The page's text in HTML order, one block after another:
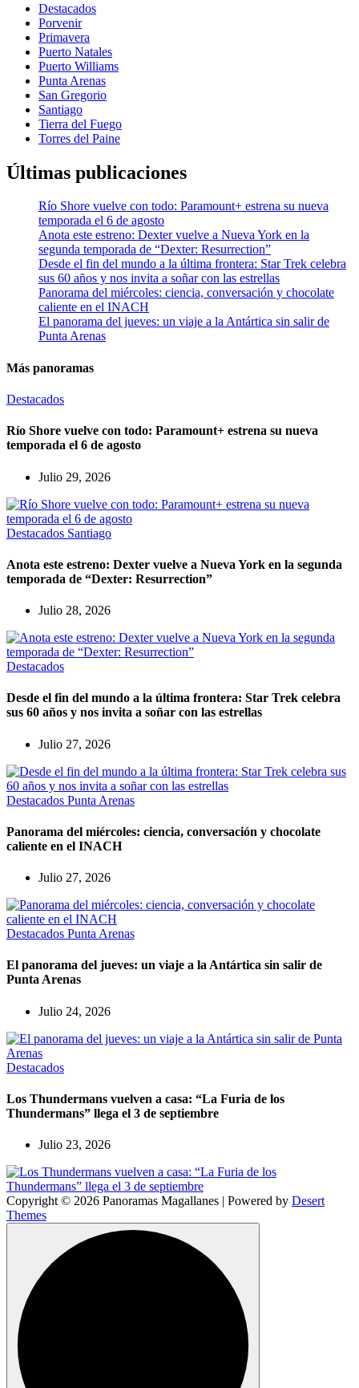
Destacados
Porvenir
Primavera
Puerto Natales
Puerto Williams
Punta Arenas
San Gregorio
Santiago
Tierra del Fuego
Torres del Paine
Últimas publicaciones
Río Shore vuelve con todo: Paramount+ estrena su nueva
temporada el 6 de agosto
Anota este estreno: Dexter vuelve a Nueva York en la
segunda temporada de “Dexter: Resurrection”
Desde el fin del mundo a la última frontera: Star Trek celebra
sus 60 años y nos invita a soñar con las estrellas
Panorama del miércoles: ciencia, conversación y chocolate
caliente en el INACH
El panorama del jueves: un viaje a la Antártica sin salir de
Punta Arenas
Más panoramas
Destacados
Río Shore vuelve con todo: Paramount+ estrena su nueva
temporada el 6 de agosto
Julio 29, 2026
Destacados Santiago
Anota este estreno: Dexter vuelve a Nueva York en la segunda
temporada de “Dexter: Resurrection”
Julio 28, 2026
Destacados
Desde el fin del mundo a la última frontera: Star Trek celebra
sus 60 años y nos invita a soñar con las estrellas
Julio 27, 2026
Destacados Punta Arenas
Panorama del miércoles: ciencia, conversación y chocolate
caliente en el INACH
Julio 27, 2026
Destacados Punta Arenas
El panorama del jueves: un viaje a la Antártica sin salir de
Punta Arenas
Julio 24, 2026
Destacados
Los Thundermans vuelven a casa: “La Furia de los
Thundermans” llega el 3 de septiembre
Julio 23, 2026
Copyright © 2026 Panoramas Magallanes | Powered by Desert
Themes